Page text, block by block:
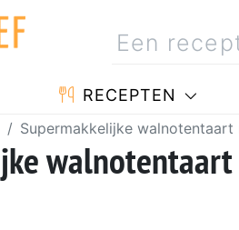
RECEPTEN
Supermakkelijke